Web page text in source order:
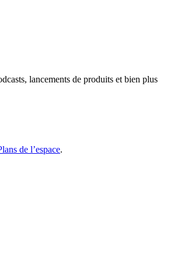
lancements de produits et bien plus
de l’espace.